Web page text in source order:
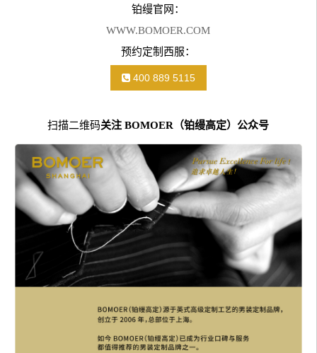
铂缦官网：
WWW.BOMOER.COM
预约定制西服：
400 889 5115
扫描二维码关注 BOMOER（铂缦高定）公众号